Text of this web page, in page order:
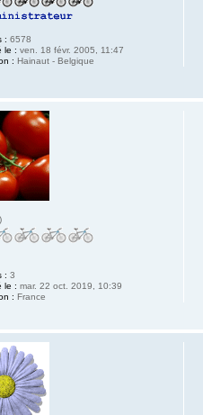
: 6578
le : ven. 18 févr. 2005, 11:47
: Hainaut - Belgique
: 3
le : mar. 22 oct. 2019, 10:39
: France